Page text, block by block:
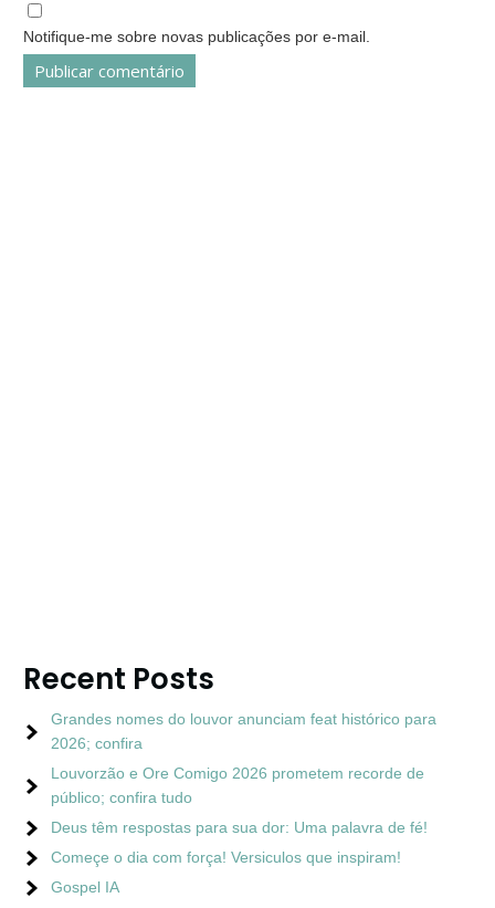
Notifique-me sobre novas publicações por e-mail.
Recent Posts
Grandes nomes do louvor anunciam feat histórico para
2026; confira
Louvorzão e Ore Comigo 2026 prometem recorde de
público; confira tudo
Deus têm respostas para sua dor: Uma palavra de fé!
Começe o dia com força! Versiculos que inspiram!
Gospel IA